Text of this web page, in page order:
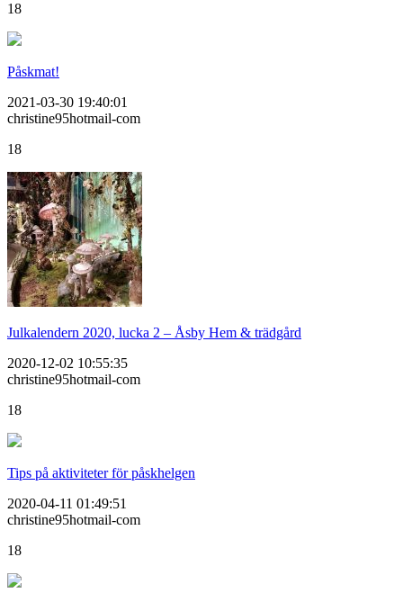
18
Påskmat!
2021-03-30 19:40:01
christine95hotmail-com
18
Julkalendern 2020, lucka 2 – Åsby Hem & trädgård
2020-12-02 10:55:35
christine95hotmail-com
18
Tips på aktiviteter för påskhelgen
2020-04-11 01:49:51
christine95hotmail-com
18